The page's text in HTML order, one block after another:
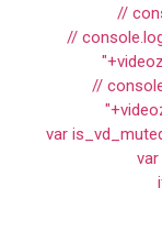
//
//
//
var